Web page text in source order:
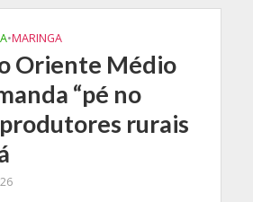
•MARINGA
Oriente Médio
“pé no
rurais